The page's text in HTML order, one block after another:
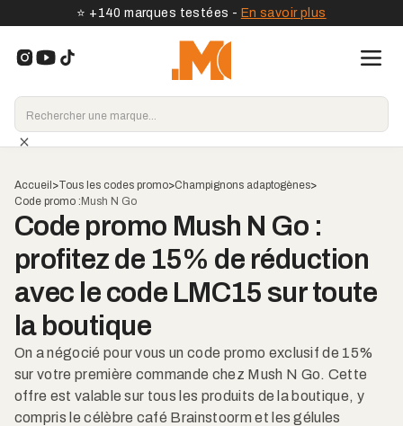
⭐️ +140 marques testées - En savoir plus
Accueil>Tous les codes promo>Champignons adaptogènes>
Code promo :Mush N Go
Code promo Mush N Go :
profitez de 15% de réduction
avec le code LMC15 sur toute
la boutique
On a négocié pour vous un code promo exclusif de 15%
sur votre première commande chez Mush N Go. Cette
offre est valable sur tous les produits de la boutique, y
compris le célèbre café Brainstoorm et les gélules